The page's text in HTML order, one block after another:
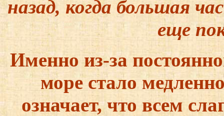
назад, когда большая
еще
Именно из-за
море стало
означает, что всем